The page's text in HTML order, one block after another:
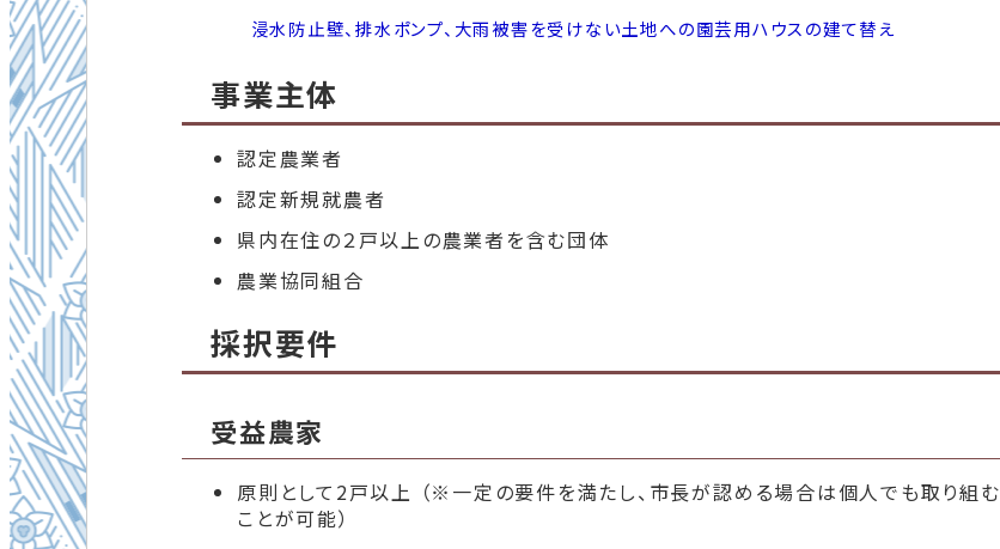
浸水防止壁、排水ポンプ、大雨被害を受けない土地への園芸用ハウスの建て替え
事業主体
認定農業者
認定新規就農者
県内在住の２戸以上の農業者を含む団体
農業協同組合
採択要件
受益農家
原則として2戸以上 （※一定の要件を満たし、市長が認める場合は個人でも取り組む
ことが可能）